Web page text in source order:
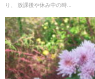
り、 放課後や休み中の時...